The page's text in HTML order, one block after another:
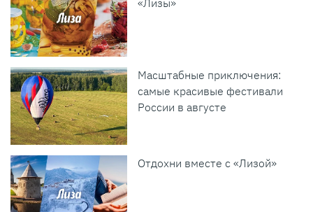
«Лизы»
Масштабные приключения:
самые красивые фестивали
России в августе
Отдохни вместе с «Лизой»